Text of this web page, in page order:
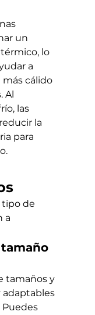
un
lo
a
cálido
Al
las
la
para
de
a
tamaño
tamaños y
adaptables